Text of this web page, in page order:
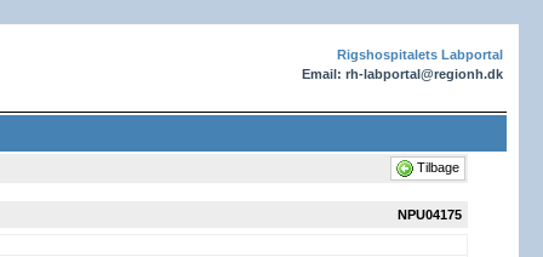
Rigshospitalets Labportal
Email: rh-labportal@regionh.dk
Tilbage
NPU04175